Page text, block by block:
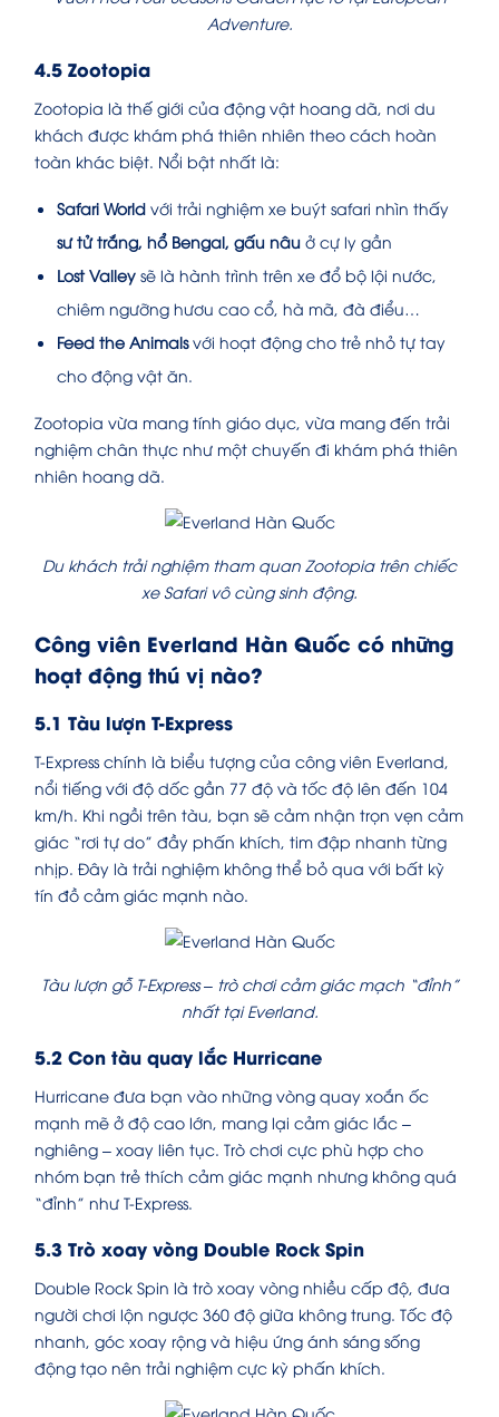
Adventure.
4.5 Zootopia
Zootopia là thế giới của động vật hoang dã, nơi du
khách được khám phá thiên nhiên theo cách hoàn
toàn khác biệt. Nổi bật nhất là:
Safari World với trải nghiệm xe buýt safari nhìn thấy
sư tử trắng, hổ Bengal, gấu nâu ở cự ly gần
Lost Valley sẽ là hành trình trên xe đổ bộ lội nước,
chiêm ngưỡng hươu cao cổ, hà mã, đà điểu…
Feed the Animalsvới hoạt động cho trẻ nhỏ tự tay
cho động vật ăn.
Zootopia vừa mang tính giáo dục, vừa mang đến trải
nghiệm chân thực như một chuyến đi khám phá thiên
nhiên hoang dã.
Du khách trải nghiệm tham quan Zootopia trên chiếc
xe Safari vô cùng sinh động.
Công viên Everland Hàn Quốc có những
hoạt động thú vị nào?
5.1 Tàu lượn T-Express
T-Express chính là biểu tượng của công viên Everland,
nổi tiếng với độ dốc gần 77 độ và tốc độ lên đến 104
km/h. Khi ngồi trên tàu, bạn sẽ cảm nhận trọn vẹn cảm
giác “rơi tự do” đầy phấn khích, tim đập nhanh từng
nhịp. Đây là trải nghiệm không thể bỏ qua với bất kỳ
tín đồ cảm giác mạnh nào.
Tàu lượn gỗ T-Express – trò chơi cảm giác mạch “đỉnh”
nhất tại Everland.
5.2 Con tàu quay lắc Hurricane
Hurricane đưa bạn vào những vòng quay xoắn ốc
mạnh mẽ ở độ cao lớn, mang lại cảm giác lắc –
nghiêng – xoay liên tục. Trò chơi cực phù hợp cho
nhóm bạn trẻ thích cảm giác mạnh nhưng không quá
“đỉnh” như T-Express.
5.3 Trò xoay vòng Double Rock Spin
Double Rock Spin là trò xoay vòng nhiều cấp độ, đưa
người chơi lộn ngược 360 độ giữa không trung. Tốc độ
nhanh, góc xoay rộng và hiệu ứng ánh sáng sống
động tạo nên trải nghiệm cực kỳ phấn khích.